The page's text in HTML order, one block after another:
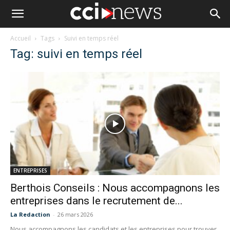
Accueil Tags Suivi en temps réel
Tag: suivi en temps réel
ENTREPRISES
Berthois Conseils : Nous accompagnons les
entreprises dans le recrutement de...
La Redaction - 26 mars 2026